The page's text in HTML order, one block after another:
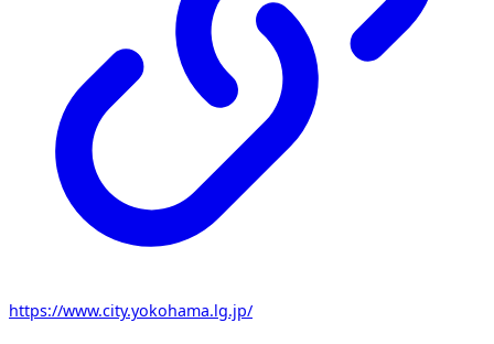
https://www.city.yokohama.lg.jp/